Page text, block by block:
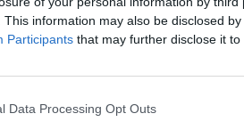
This information may also be disclosed
Participants that may further disclose it to
Data Processing Opt Outs
a francia kormány népszerűtlen
már odáig jutott a dolog, hogy
a legutóbbi hírek szerint már 4600